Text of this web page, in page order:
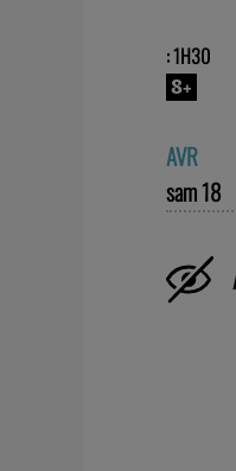
: 1H30
8+
AVR
sam 18